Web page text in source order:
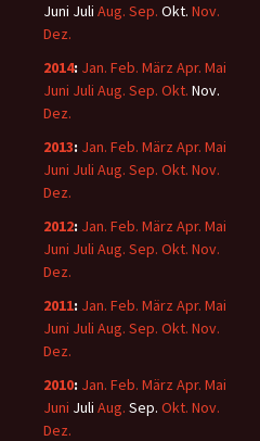
Juni Juli Aug. Sep. Okt. Nov.
Dez.
2014: Jan. Feb. März Apr. Mai
Juni Juli Aug. Sep. Okt. Nov.
Dez.
2013: Jan. Feb. März Apr. Mai
Juni Juli Aug. Sep. Okt. Nov.
Dez.
2012: Jan. Feb. März Apr. Mai
Juni Juli Aug. Sep. Okt. Nov.
Dez.
2011: Jan. Feb. März Apr. Mai
Juni Juli Aug. Sep. Okt. Nov.
Dez.
2010: Jan. Feb. März Apr. Mai
Juni Juli Aug. Sep. Okt. Nov.
Dez.